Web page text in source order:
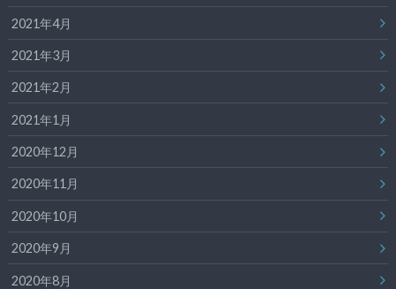
2021年4月
2021年3月
2021年2月
2021年1月
2020年12月
2020年11月
2020年10月
2020年9月
2020年8月